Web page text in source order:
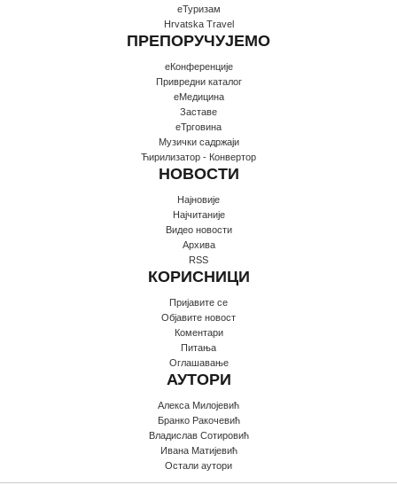
еТуризам
Hrvatska Travel
ПРЕПОРУЧУЈЕМО
еКонференције
Привредни каталог
еМедицина
Заставе
еТрговина
Музички садржаји
Ћирилизатор - Конвертор
НОВОСТИ
Најновије
Најчитаније
Видео новости
Архива
RSS
КОРИСНИЦИ
Пријавите се
Oбјавите новост
Коментари
Питања
Оглашавање
АУТОРИ
Алекса Милојевић
Бранко Ракочевић
Владислав Сотировић
Ивана Матијевић
Остали аутори